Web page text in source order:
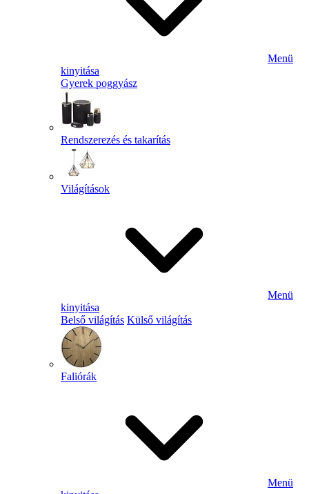
Menü
kinyitása
Gyerek poggyász
Rendszerezés és takarítás
Világítások
Menü
kinyitása
Belső világítás Külső világítás
Faliórák
Menü